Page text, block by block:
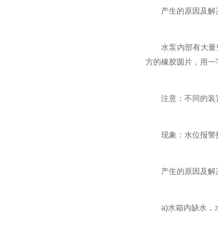
产生的原因及解
水泵内部有大量空
方的橡胶圆片，用
注意：不同的装置
现象：水位报警
产生的原因及解
a)水箱内缺水，水